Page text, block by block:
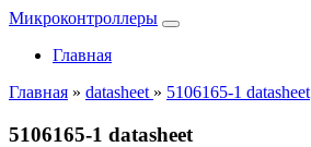
Микроконтроллеры
Главная
Главная » datasheet » 5106165-1 datasheet
5106165-1 datasheet